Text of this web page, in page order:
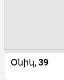
Օնիկ, 39